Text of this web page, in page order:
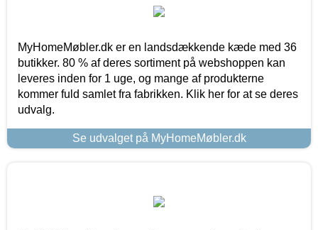
MyHomeMøbler.dk er en landsdækkende kæde med 36
butikker. 80 % af deres sortiment på webshoppen kan
leveres inden for 1 uge, og mange af produkterne
kommer fuld samlet fra fabrikken. Klik her for at se deres
udvalg.
Se udvalget på MyHomeMøbler.dk